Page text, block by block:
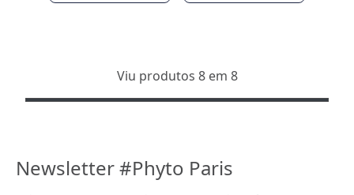
Viu produtos 8 em 8
Newsletter #Phyto Paris